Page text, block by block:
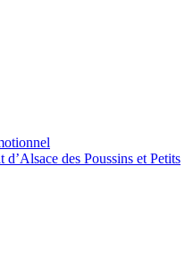
des Poussins et Petits